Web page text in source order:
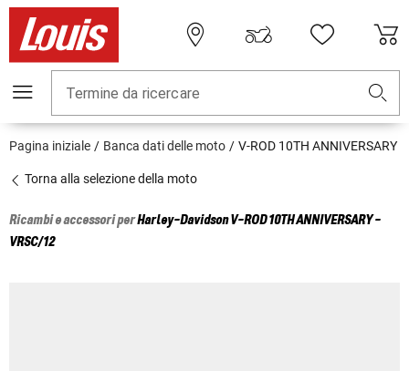
Termine da ricercare
Pagina iniziale Banca dati delle moto V-ROD 10TH ANNIVERSARY
Torna alla selezione della moto
Ricambi e accessori perHarley-DavidsonV-ROD 10TH ANNIVERSARY -
VRSC/12